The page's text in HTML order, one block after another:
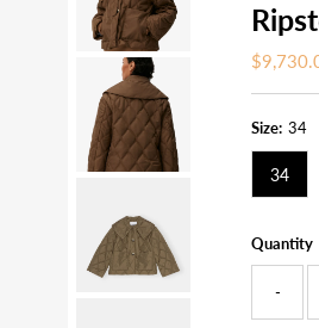
Sale
Size: 34
34
Quantity
-